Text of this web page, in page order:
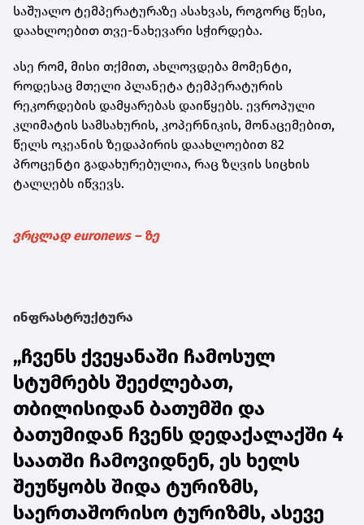
საშუალო ტემპერატურაზე ასახვას, როგორც წესი,
დაახლოებით თვე-ნახევარი სჭირდება.
ასე რომ, მისი თქმით, ახლოვდება მომენტი,
როდესაც მთელი პლანეტა ტემპერატურის
რეკორდების დამყარებას დაიწყებს. ევროპული
კლიმატის სამსახურის, კოპერნიკის, მონაცემებით,
წელს ოკეანის ზედაპირის დაახლოებით 82
პროცენტი გადახურებულია, რაც ზღვის სიცხის
ტალღებს იწვევს.
ვრცლად euronews – ზე
ინფრასტრუქტურა
„ჩვენს ქვეყანაში ჩამოსულ
სტუმრებს შეეძლებათ,
თბილისიდან ბათუმში და
ბათუმიდან ჩვენს დედაქალაქში 4
საათში ჩამოვიდნენ, ეს ხელს
შეუწყობს შიდა ტურიზმს,
საერთაშორისო ტურიზმს, ასევე